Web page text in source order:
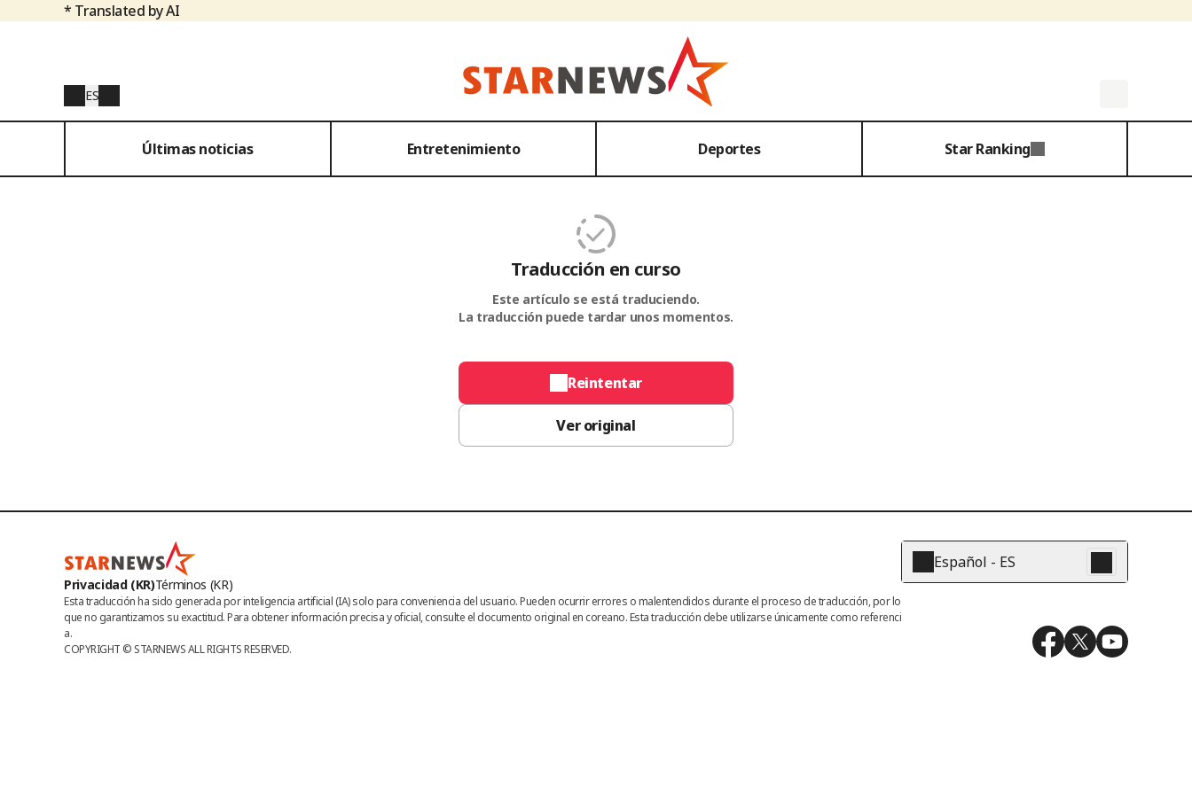
* Translated by AI
ES
Últimas noticias Entretenimiento Deportes Star Ranking
Traducción en curso
Este artículo se está traduciendo.
La traducción puede tardar unos momentos.
Reintentar
Ver original
Privacidad (KR)Términos (KR)
Esta traducción ha sido generada por inteligencia artificial (IA) solo para conveniencia del usuario. Pueden ocurrir errores o malentendidos durante el proceso de traducción, por lo
que no garantizamos su exactitud. Para obtener información precisa y oficial, consulte el documento original en coreano. Esta traducción debe utilizarse únicamente como referenci
a.
COPYRIGHT © STARNEWS ALL RIGHTS RESERVED.
Español - ES